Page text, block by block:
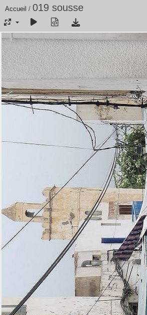
Accueil / 019 sousse